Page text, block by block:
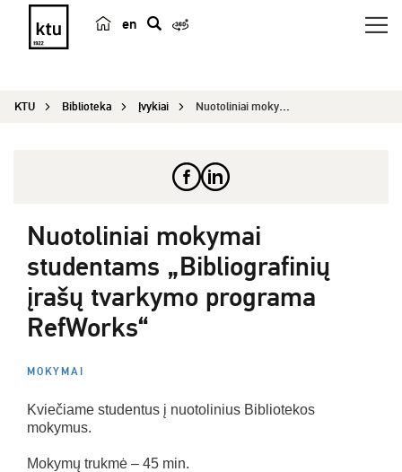
en
e
KTU Biblioteka Įvykiai Nuotoliniai mokymai studentams „Bibliografinių į...
Nuotoliniai mokymai
studentams „Bibliografinių
įrašų tvarkymo programa
RefWorks“
MOKYMAI
Kviečiame studentus į nuotolinius Bibliotekos
mokymus.
Mokymų trukmė – 45 min.